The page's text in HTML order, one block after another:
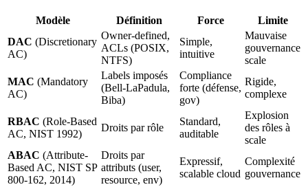
Modèle Définition Force
Limite
DAC (Discretionary
AC)
Owner-defined,
ACLs (POSIX,
NTFS)
Simple,
intuitive
Mauvaise
gouvernance
scale
MAC (Mandatory
AC)
Labels imposés
(Bell-LaPadula,
Biba)
Compliance
forte (défense,
gov)
Rigide,
complexe
RBAC (Role-Based
AC, NIST 1992)
Droits par rôle
Standard,
auditable
Explosion
des rôles à
scale
ABAC (Attribute-
Based AC, NIST SP
800-162, 2014)
Droits par
attributs (user,
resource, env)
Expressif,
scalable cloud
Complexité
gouvernance